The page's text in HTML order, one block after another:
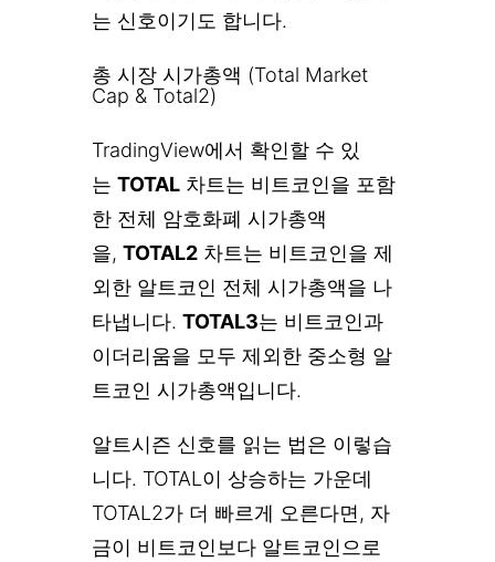
는 신호이기도 합니다.
총 시장 시가총액 (Total Market
Cap & Total2)
TradingView에서 확인할 수 있
는 TOTAL 차트는 비트코인을 포함
한 전체 암호화폐 시가총액
을, TOTAL2 차트는 비트코인을 제
외한 알트코인 전체 시가총액을 나
타냅니다. TOTAL3는 비트코인과
이더리움을 모두 제외한 중소형 알
트코인 시가총액입니다.
알트시즌 신호를 읽는 법은 이렇습
니다. TOTAL이 상승하는 가운데
TOTAL2가 더 빠르게 오른다면, 자
금이 비트코인보다 알트코인으로